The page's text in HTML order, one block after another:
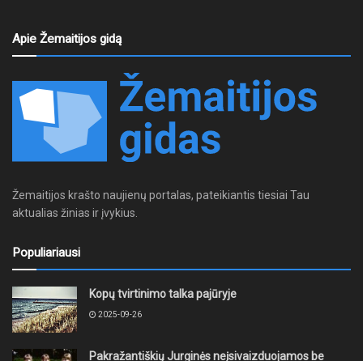
Apie Žemaitijos gidą
Žemaitijos krašto naujienų portalas, pateikiantis tiesiai Tau
aktualias žinias ir įvykius.
Populiariausi
Kopų tvirtinimo talka pajūryje
2025-09-26
Pakražantiškių Jurginės neįsivaizduojamos be